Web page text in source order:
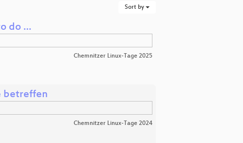
Sort by
do …
Chemnitzer Linux-Tage 2025
betreffen
Chemnitzer Linux-Tage 2024